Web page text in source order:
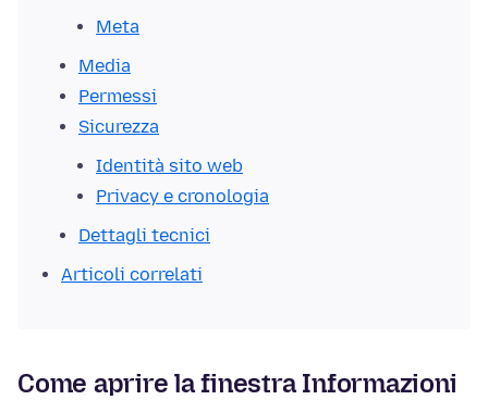
Meta
Media
Permessi
Sicurezza
Identità sito web
Privacy e cronologia
Dettagli tecnici
Articoli correlati
Come aprire la finestra Informazioni